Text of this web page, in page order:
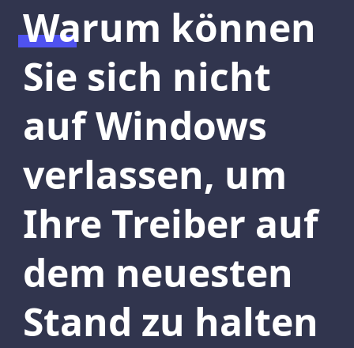
Warum können
Sie sich nicht
auf Windows
verlassen, um
Ihre Treiber auf
dem neuesten
Stand zu halten